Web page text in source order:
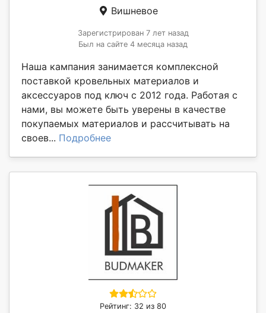
Вишневое
Зарегистрирован 7 лет назад
Был на сайте 4 месяца назад
Наша кампания занимается комплексной
поставкой кровельных материалов и
аксессуаров под ключ с 2012 года. Работая с
нами, вы можете быть уверены в качестве
покупаемых материалов и рассчитывать на
своев... Подробнее
Рейтинг: 32 из 80